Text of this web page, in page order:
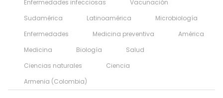
Enfermedades infecciosas
Vacunación
Sudamérica
Latinoamérica
Microbiología
Enfermedades
Medicina preventiva
América
Medicina
Biología
Salud
Ciencias naturales
Ciencia
Armenia (Colombia)